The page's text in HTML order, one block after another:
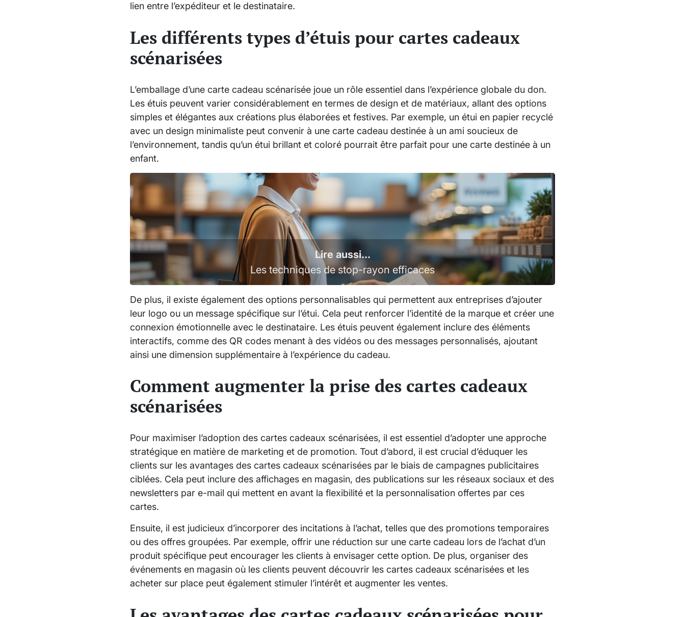
lien entre l’expéditeur et le destinataire.
Les différents types d’étuis pour cartes cadeaux
scénarisées
L’emballage d’une carte cadeau scénarisée joue un rôle essentiel dans l’expérience globale du don.
Les étuis peuvent varier considérablement en termes de design et de matériaux, allant des options
simples et élégantes aux créations plus élaborées et festives. Par exemple, un étui en papier recyclé
avec un design minimaliste peut convenir à une carte cadeau destinée à un ami soucieux de
l’environnement, tandis qu’un étui brillant et coloré pourrait être parfait pour une carte destinée à un
enfant.
Lire aussi...
Les techniques de stop-rayon efficaces
De plus, il existe également des options personnalisables qui permettent aux entreprises d’ajouter
leur logo ou un message spécifique sur l’étui. Cela peut renforcer l’identité de la marque et créer une
connexion émotionnelle avec le destinataire. Les étuis peuvent également inclure des éléments
interactifs, comme des QR codes menant à des vidéos ou des messages personnalisés, ajoutant
ainsi une dimension supplémentaire à l’expérience du cadeau.
Comment augmenter la prise des cartes cadeaux
scénarisées
Pour maximiser l’adoption des cartes cadeaux scénarisées, il est essentiel d’adopter une approche
stratégique en matière de marketing et de promotion. Tout d’abord, il est crucial d’éduquer les
clients sur les avantages des cartes cadeaux scénarisées par le biais de campagnes publicitaires
ciblées. Cela peut inclure des affichages en magasin, des publications sur les réseaux sociaux et des
newsletters par e-mail qui mettent en avant la flexibilité et la personnalisation offertes par ces
cartes.
Ensuite, il est judicieux d’incorporer des incitations à l’achat, telles que des promotions temporaires
ou des offres groupées. Par exemple, offrir une réduction sur une carte cadeau lors de l’achat d’un
produit spécifique peut encourager les clients à envisager cette option. De plus, organiser des
événements en magasin où les clients peuvent découvrir les cartes cadeaux scénarisées et les
acheter sur place peut également stimuler l’intérêt et augmenter les ventes.